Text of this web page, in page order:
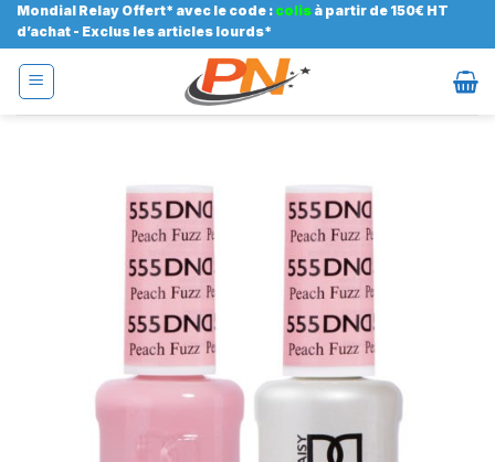
Passer
au
contenu
Mondial Relay Offert* avec le code : colis à partir de 150€ HT
d’achat - Exclus les articles lourds*